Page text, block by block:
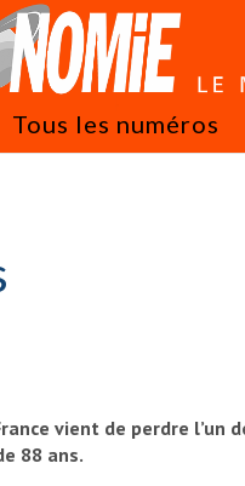
Tous les numéros
vient de perdre l’un
88 ans.